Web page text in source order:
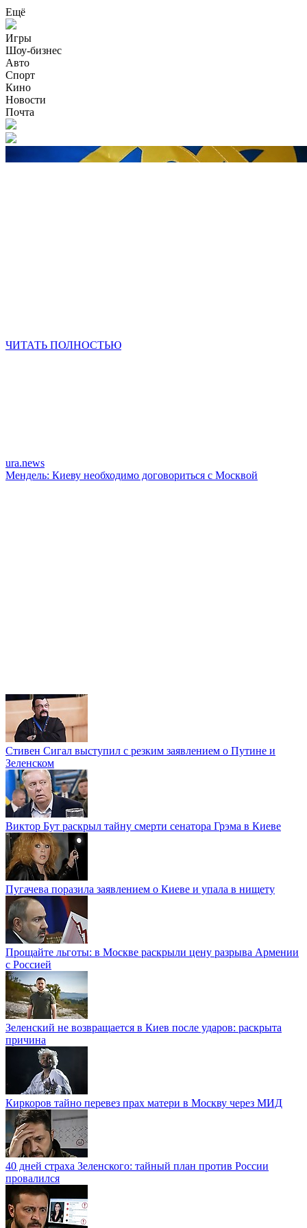
Ещё
Игры
Шоу-бизнес
Авто
Спорт
Кино
Новости
Почта
ЧИТАТЬ ПОЛНОСТЬЮ
ura.news
Мендель: Киеву необходимо договориться с Москвой
Стивен Сигал выступил с резким заявлением о Путине и
Зеленском
Виктор Бут раскрыл тайну смерти сенатора Грэма в Киеве
Пугачева поразила заявлением о Киеве и упала в нищету
Прощайте льготы: в Москве раскрыли цену разрыва Армении
с Россией
Зеленский не возвращается в Киев после ударов: раскрыта
причина
Киркоров тайно перевез прах матери в Москву через МИД
40 дней страха Зеленского: тайный план против России
провалился